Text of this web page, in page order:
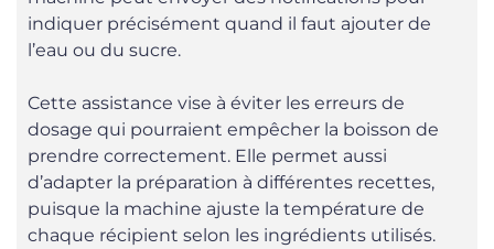
indiquer précisément quand il faut ajouter de
l’eau ou du sucre.
Cette assistance vise à éviter les erreurs de
dosage qui pourraient empêcher la boisson de
prendre correctement. Elle permet aussi
d’adapter la préparation à différentes recettes,
puisque la machine ajuste la température de
chaque récipient selon les ingrédients utilisés.